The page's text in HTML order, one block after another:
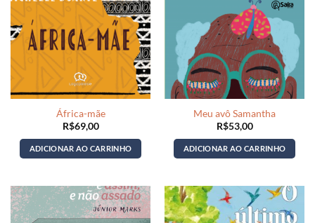
África-mãe
R$69,00
ADICIONAR AO CARRINHO
Meu avô Samantha
R$53,00
ADICIONAR AO CARRINHO